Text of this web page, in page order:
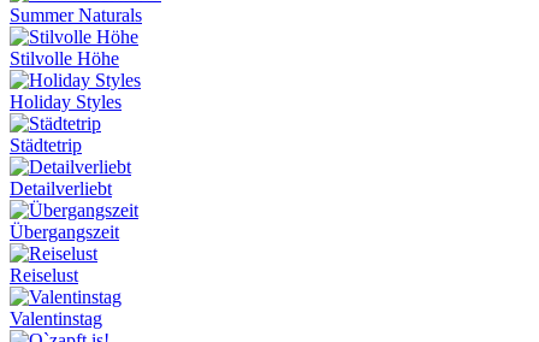
Summer Naturals
Stilvolle Höhe
Holiday Styles
Städtetrip
Detailverliebt
Übergangszeit
Reiselust
Valentinstag